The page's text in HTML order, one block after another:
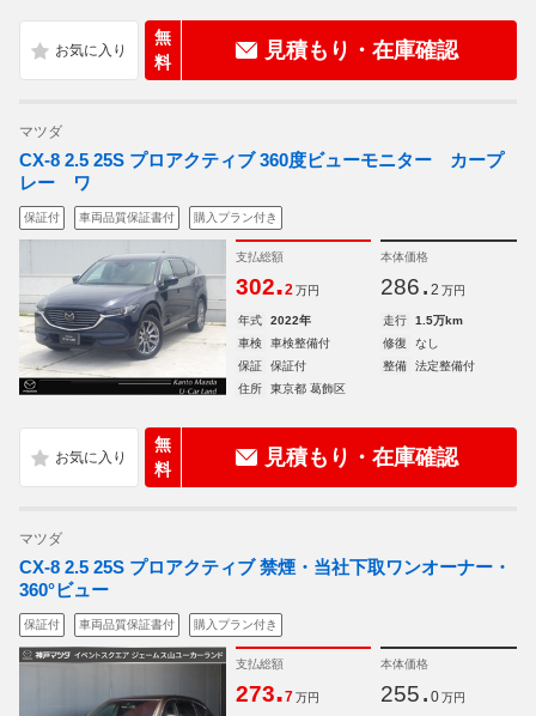
無
料
見積もり・在庫確認
マツダ
CX-8 2.5 25S プロアクティブ 360度ビューモニター カープ
レー ワ
保証付 車両品質保証書付 購入プラン付き
支払総額
302.2 万円
本体価格
286. 2 万円
年式 2022年 走行
1.5万km
車検
車検整備付 修復
なし
保証
保証付 整備
法定整備付
住所
東京都 葛飾区
無
料
見積もり・在庫確認
マツダ
CX-8 2.5 25S プロアクティブ 禁煙・当社下取ワンオーナー・
360°ビュー
保証付 車両品質保証書付 購入プラン付き
支払総額
273.7 万円
本体価格
255. 0 万円